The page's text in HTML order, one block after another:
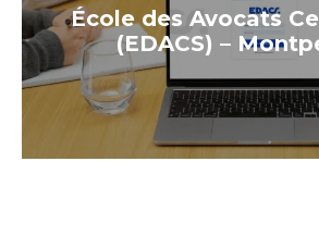
École des Avocats
(EDACS) –